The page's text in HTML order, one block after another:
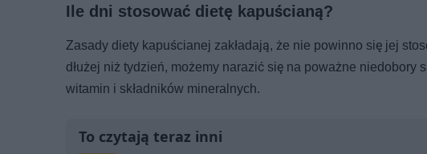
Ile dni stosować dietę kapuścianą?
Zasady diety kapuścianej zakładają, że nie powinno się jej
dłużej niż tydzień, możemy narazić się na poważne niedobory
witamin i składników mineralnych.
To czytają teraz inni